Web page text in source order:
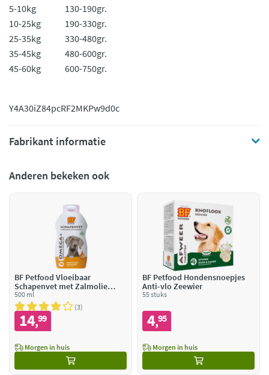
5-10kg
130-190gr.
10-25kg
190-330gr.
25-35kg
330-480gr.
35-45kg
480-600gr.
45-60kg
600-750gr.
Y4A30iZ84pcRF2MKPw9d0c
Fabrikant informatie
Anderen bekeken ook
BF Petfood Vloeibaar
Schapenvet met Zalmolie
Weerstand Vitaliteit
500 ml
3
14,99
Morgen in huis
BF Petfood Hondensnoepjes
Anti-vlo Zeewier
55 stuks
4,95
Morgen in huis